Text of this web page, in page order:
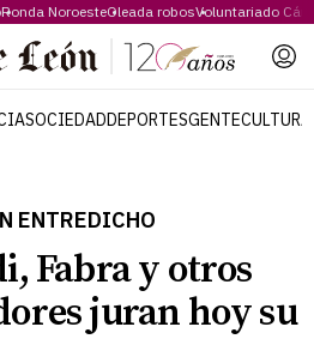
Ronda NoroesteOleada robosVoluntariado
SOCIEDADDEPORTESGENTECULTURA
ENTREDICHO
Fabra y otros
juran hoy su